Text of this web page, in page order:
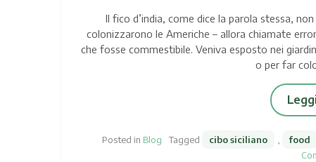
Il fico d’india, come dice la parola stessa,
colonizzarono le Americhe – allora chiamate
che fosse commestibile. Veniva esposto nei
o per far
Posted in Blog Tagged cibo siciliano food